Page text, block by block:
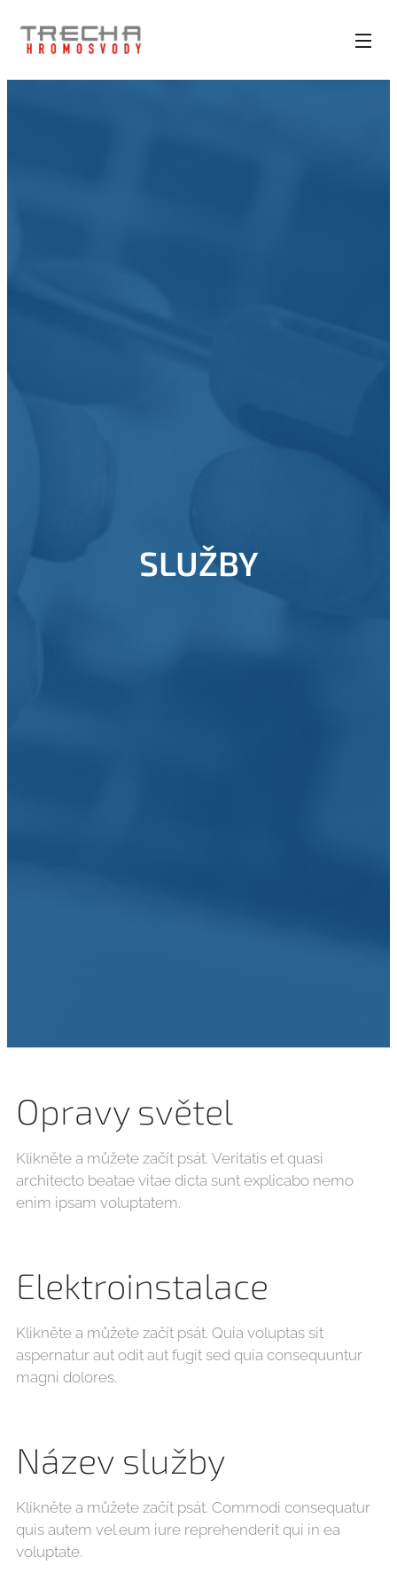
SLUŽBY
Opravy světel
Klikněte a můžete začít psát. Veritatis et quasi
architecto beatae vitae dicta sunt explicabo nemo
enim ipsam voluptatem.
Elektroinstalace
Klikněte a můžete začít psát. Quia voluptas sit
aspernatur aut odit aut fugit sed quia consequuntur
magni dolores.
Název služby
Klikněte a můžete začít psát. Commodi consequatur
quis autem vel eum iure reprehenderit qui in ea
voluptate.